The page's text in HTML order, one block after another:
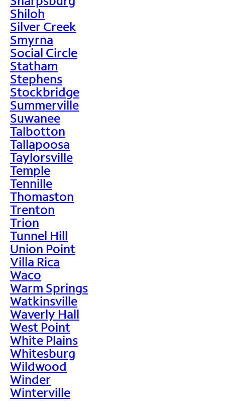
Shiloh
Silver Creek
Smyrna
Social Circle
Statham
Stephens
Stockbridge
Summerville
Suwanee
Talbotton
Tallapoosa
Taylorsville
Temple
Tennille
Thomaston
Trenton
Trion
Tunnel Hill
Union Point
Villa Rica
Waco
Warm Springs
Watkinsville
Waverly Hall
West Point
White Plains
Whitesburg
Wildwood
Winder
Winterville